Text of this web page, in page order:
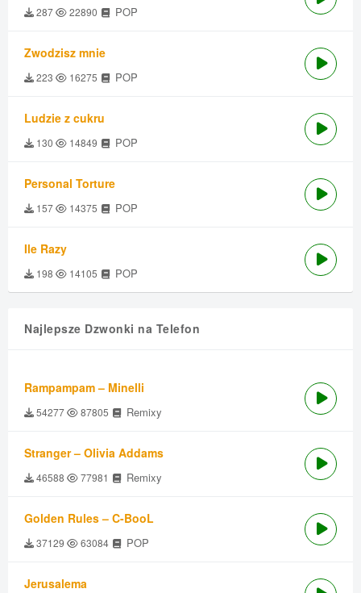
287 22890 POP
Zwodzisz mnie
223 16275 POP
Ludzie z cukru
130 14849 POP
Personal Torture
157 14375 POP
Ile Razy
198 14105 POP
Najlepsze Dzwonki na Telefon
Rampampam – Minelli
54277 87805 Remixy
Stranger – Olivia Addams
46588 77981 Remixy
Golden Rules – C-BooL
37129 63084 POP
Jerusalema